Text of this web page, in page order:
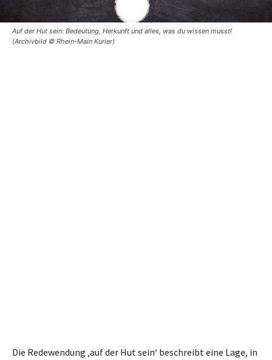
Auf der Hut sein: Bedeutung, Herkunft und alles, was du wissen musst!
(Archivbild © Rhein-Main Kurier)
Die Redewendung ‚auf der Hut sein‘ beschreibt eine Lage, in